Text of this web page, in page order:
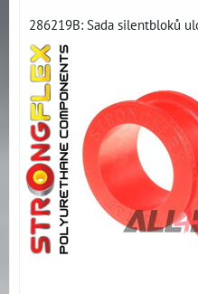
286219B: Sada silentbloků